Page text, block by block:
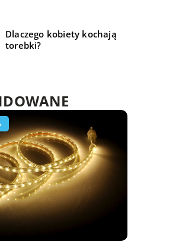
Dlaczego kobiety kochają
torebki?